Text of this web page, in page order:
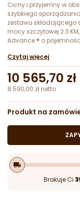
Cichy i przyjemny w
szybkiego
zestawu składającego
mocy szczytowej 2.3
Advance ® o
Czytaj więcej
10 565,70 zł
8 590,00 zł netto
Produkt na
local_shipping
Brakuje Ci